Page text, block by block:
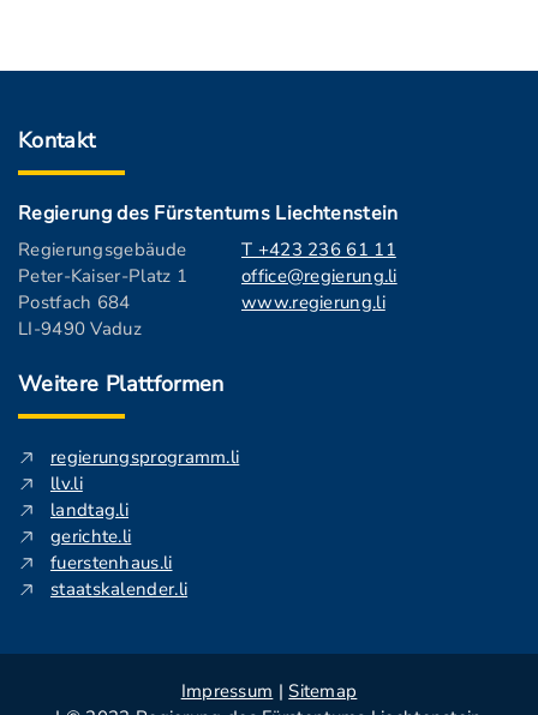
Kontakt
Regierung des Fürstentums Liechtenstein
Regierungsgebäude
Peter-Kaiser-Platz 1
Postfach 684
LI-9490 Vaduz
T +423 236 61 11
office@regierung.li
www.regierung.li
Weitere Plattformen
regierungsprogramm.li
llv.li
landtag.li
gerichte.li
fuerstenhaus.li
staatskalender.li
Impressum | Sitemap